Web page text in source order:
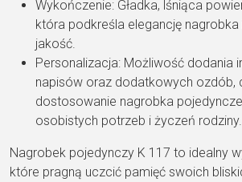
Wykończenie: Gładka, lśniąca
która podkreśla elegancję
jakość.
Personalizacja: Możliwość dodania
napisów oraz dodatkowych ozdób,
dostosowanie nagrobka
osobistych potrzeb i życzeń rodziny.
Nagrobek pojedynczy K 117 to idealny
które pragną uczcić pamięć swoich